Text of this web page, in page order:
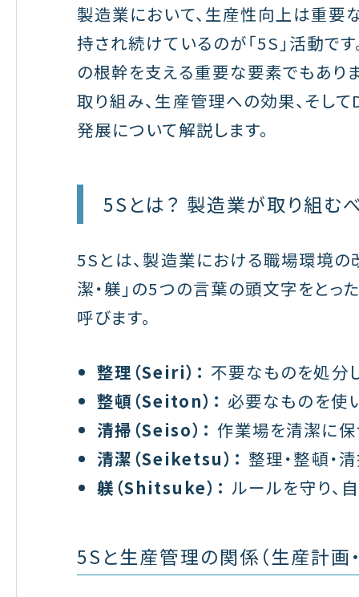
製造業において、生産性向上は重要
持され続けているのが「5S」活動で
の根幹を支える重要な要素でもあり
取り組み、生産管理への効果、そして
発展について解説します。
5Sとは？ 製造業が取り組む
5Sとは、製造業における職場環境の
潔・躾」の5つの言葉の頭文字をとった
呼びます。
整理（Seiri）： 不要なものを処分
整頓（Seiton）： 必要なものを使
清掃（Seiso）： 作業場を清潔に保
清潔（Seiketsu）： 整理・整頓・
躾（Shitsuke）： ルールを守り、
5Sと生産管理の関係（生産計画